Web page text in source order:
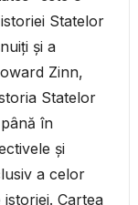
Statelor
și a
Zinn,
Statelor
în
și
a celor
Cartea